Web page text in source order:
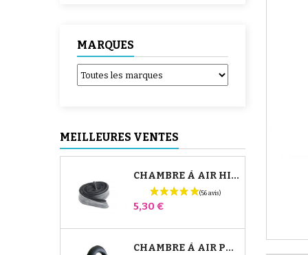
MARQUES
MEILLEURES VENTES
CHAMBRE À AIR HIGH TREK BÉBÉ CONFORT
Prix
5,30 €
CHAMBRE À AIR POUSSETTE JANÉ SLALOM PRO ET POWERTWIN